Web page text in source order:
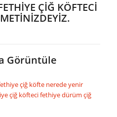
ÇİĞ KÖFTECİ
Görüntüle
çiğ köfte nerede yenir
çiğ köftecifethiye dürüm çiğ